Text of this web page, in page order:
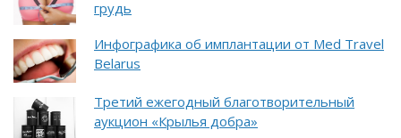
грудь
Инфографика об имплантации от Med Travel
Belarus
Третий ежегодный благотворительный
аукцион «Крылья добра»